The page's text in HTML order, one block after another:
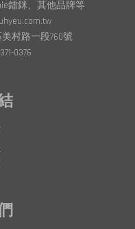
鐳銤、其他品牌等
村路一段760號
0376